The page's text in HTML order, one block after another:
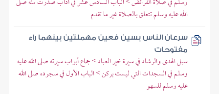
الله عليه وسلم تتعلق بالصلاة غير ما تقدم
سرعان الناس بسين فعين مهملتين بينهما راء
مفتوحات
سبل الهدى والرشاد في سيرة خير العباد > جماع أبواب سيرته صلى الله عليه
وسلم في السجدات التي ليست بركن > الباب الأول في سجوده صلى الله
عليه وسلم للسهو